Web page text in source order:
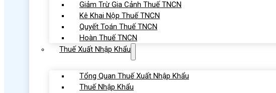
Giảm Trừ Gia Cảnh Thuế TNCN
Kê Khai Nộp Thuế TNCN
Quyết Toán Thuế TNCN
Hoàn Thuế TNCN
Thuế Xuất Nhập Khẩu
Tổng Quan Thuế Xuất Nhập Khẩu
Thuế Nhập Khẩu